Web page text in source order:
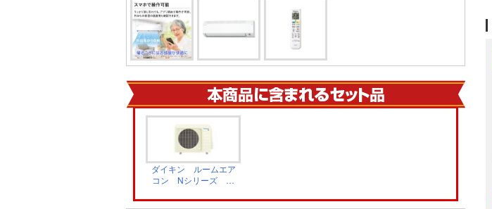
ダイキン ルームエア
コン Nシリーズ 室